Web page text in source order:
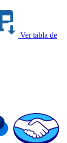
Ver tabla de